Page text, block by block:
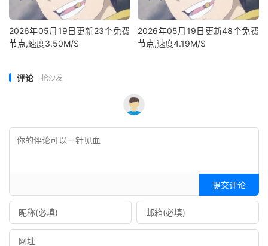
2026年05月19日更新23个免费
节点,速度3.50M/S
2026年05月19日更新48个免费
节点,速度4.19M/S
评论 抢沙发
提交评论